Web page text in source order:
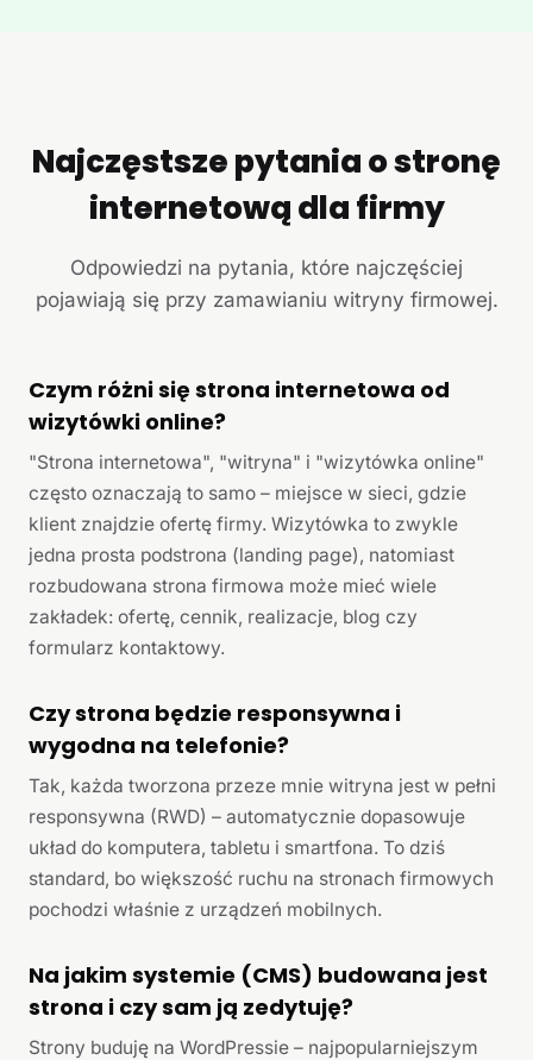
Najczęstsze pytania o stronę
internetową dla firmy
Odpowiedzi na pytania, które najczęściej
pojawiają się przy zamawianiu witryny firmowej.
Czym różni się strona internetowa od
wizytówki online?
"Strona internetowa", "witryna" i "wizytówka online"
często oznaczają to samo – miejsce w sieci, gdzie
klient znajdzie ofertę firmy. Wizytówka to zwykle
jedna prosta podstrona (landing page), natomiast
rozbudowana strona firmowa może mieć wiele
zakładek: ofertę, cennik, realizacje, blog czy
formularz kontaktowy.
Czy strona będzie responsywna i
wygodna na telefonie?
Tak, każda tworzona przeze mnie witryna jest w pełni
responsywna (RWD) – automatycznie dopasowuje
układ do komputera, tabletu i smartfona. To dziś
standard, bo większość ruchu na stronach firmowych
pochodzi właśnie z urządzeń mobilnych.
Na jakim systemie (CMS) budowana jest
strona i czy sam ją zedytuję?
Strony buduję na WordPressie – najpopularniejszym